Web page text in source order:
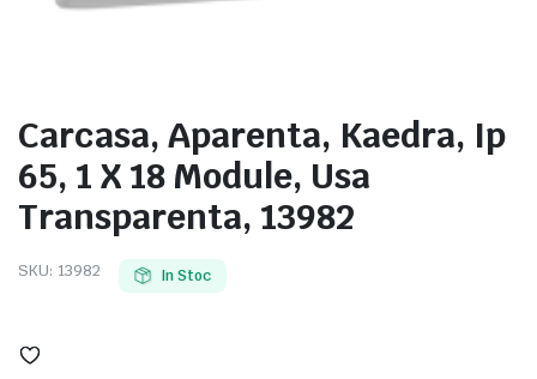
Carcasa, Aparenta, Kaedra, Ip
65, 1 X 18 Module, Usa
Transparenta, 13982
SKU: 13982 In Stoc